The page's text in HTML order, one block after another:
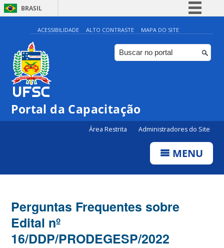
BRASIL
Simplifique!
Comunica BR
Participe
ACESSIBILIDADE ALTO CONTRASTE MAPA DO SITE
Portal da Capacitação
Área Restrita Administradores do Site
MENU
Perguntas Frequentes sobre
Edital nº
16/DDP/PRODEGESP/2022